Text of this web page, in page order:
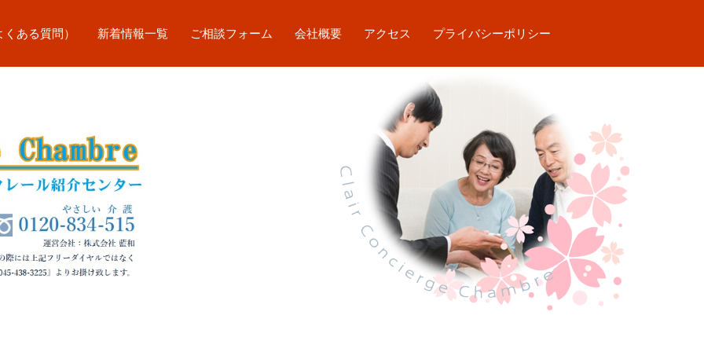
ある質問） 新着情報一覧 ご相談フォーム 会社概要 アクセス プライバシーポリシー